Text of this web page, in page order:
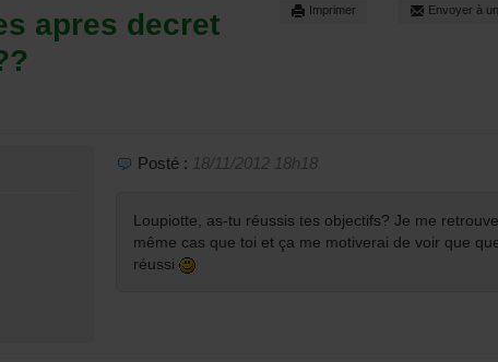
Imprimer Envoyer à
apres decret
Posté : 18/11/2012 18h18
Loupiotte, as-tu réussis tes objectifs? Je me
même cas que toi et ça me motiverai de voir que
réussi